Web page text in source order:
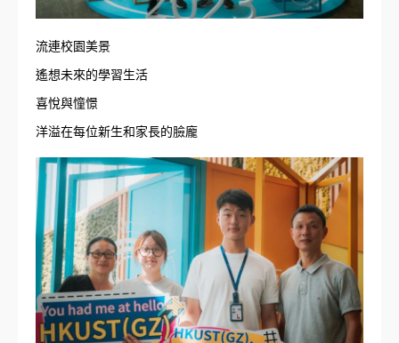
流連校園美景
遙想未來的學習生活
喜悅與憧憬
洋溢在每位新生和家長的臉龐